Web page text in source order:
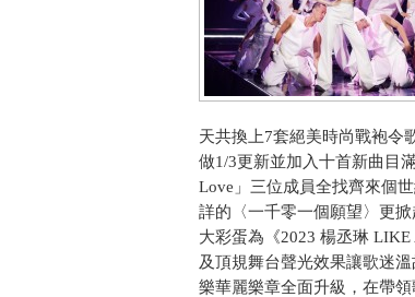
天共換上7套絕美時尚戰袍令
做1/3更新並加入十首新曲目
Love」三位成員全找齊來個
詳的〈一千零一個願望〉更
大彩蛋為《2023 楊丞琳
及頂規舞台聲光效果讓歌迷
樂華麗樂章全面升級，在帶